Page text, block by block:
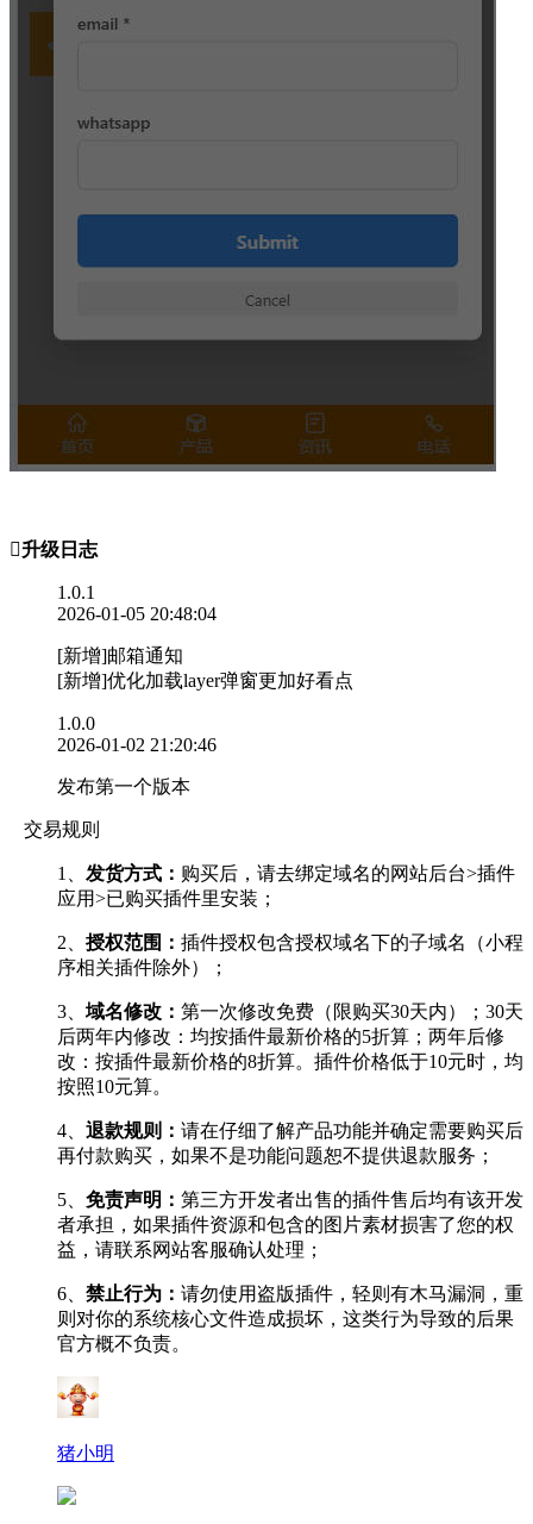
升级日志
1.0.1
2026-01-05 20:48:04
[新增]邮箱通知
[新增]优化加载layer弹窗更加好看点
1.0.0
2026-01-02 21:20:46
发布第一个版本
交易规则
1、 发货方式： 购买后，请去绑定域名的网站后台>插件
应用>已购买插件里安装；
2、 授权范围： 插件授权包含授权域名下的子域名（小程
序相关插件除外）；
3、 域名修改： 第一次修改免费（限购买30天内）；30天
后两年内修改：均按插件最新价格的5折算；两年后修
改：按插件最新价格的8折算。插件价格低于10元时，均
按照10元算。
4、 退款规则： 请在仔细了解产品功能并确定需要购买后
再付款购买，如果不是功能问题恕不提供退款服务；
5、 免责声明： 第三方开发者出售的插件售后均有该开发
者承担，如果插件资源和包含的图片素材损害了您的权
益，请联系网站客服确认处理；
6、 禁止行为： 请勿使用盗版插件，轻则有木马漏洞，重
则对你的系统核心文件造成损坏，这类行为导致的后果
官方概不负责。
猪小明